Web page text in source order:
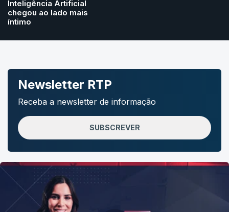
Inteligência Artificial
chegou ao lado mais
íntimo
Newsletter RTP
Receba a newsletter de informação
SUBSCREVER